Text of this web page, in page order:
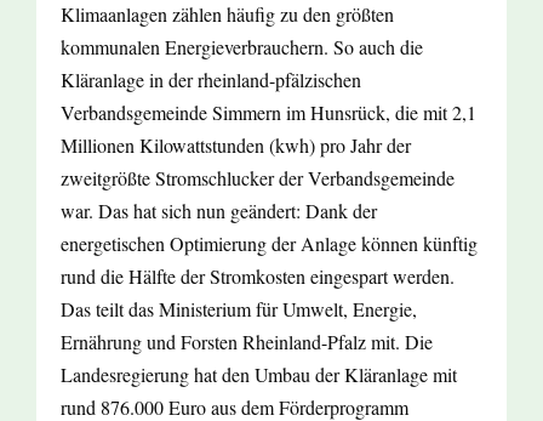
Klimaanlagen zählen häufig zu den größten
kommunalen Energieverbrauchern. So auch die
Kläranlage in der rheinland-pfälzischen
Verbandsgemeinde Simmern im Hunsrück, die mit 2,1
Millionen Kilowattstunden (kwh) pro Jahr der
zweitgrößte Stromschlucker der Verbandsgemeinde
war. Das hat sich nun geändert: Dank der
energetischen Optimierung der Anlage können künftig
rund die Hälfte der Stromkosten eingespart werden.
Das teilt das Ministerium für Umwelt, Energie,
Ernährung und Forsten Rheinland-Pfalz mit. Die
Landesregierung hat den Umbau der Kläranlage mit
rund 876.000 Euro aus dem Förderprogramm